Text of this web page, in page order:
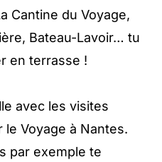
Cantine du Voyage,
Bateau-Lavoir… tu
en terrasse !
avec les visites
Voyage à Nantes.
par exemple te